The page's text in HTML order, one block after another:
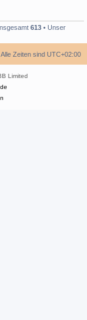
613 • Unser
Alle Zeiten sind UTC+02:00
Limited